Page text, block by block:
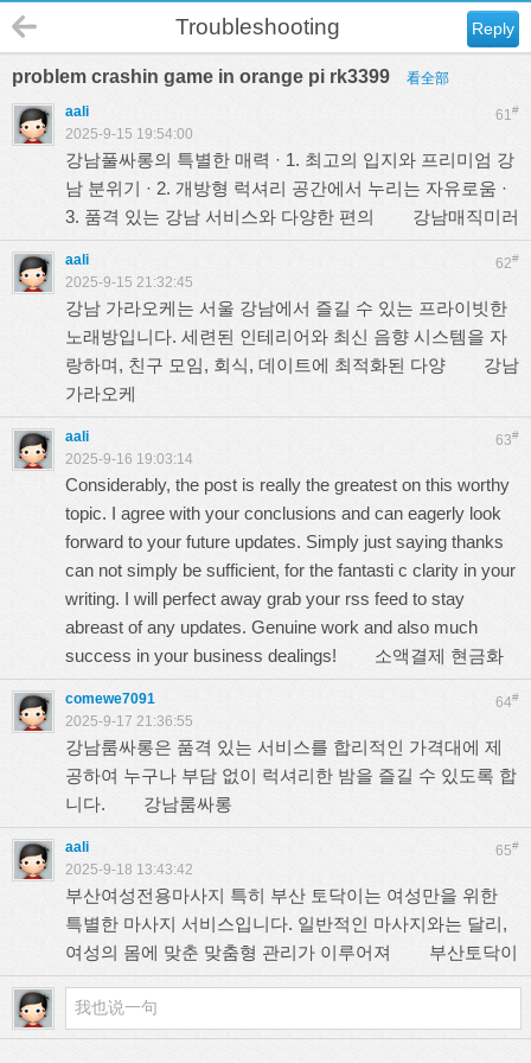
Reply
Troubleshooting
problem crashin game in orange pi rk3399 看全部
61#
aali
2025-9-15 19:54:00
강남풀싸롱의 특별한 매력 · 1. 최고의 입지와 프리미엄 강
남 분위기 · 2. 개방형 럭셔리 공간에서 누리는 자유로움 ·
3. 품격 있는 강남 서비스와 다양한 편의 강남매직미러
62#
aali
2025-9-15 21:32:45
강남 가라오케는 서울 강남에서 즐길 수 있는 프라이빗한
노래방입니다. 세련된 인테리어와 최신 음향 시스템을 자
랑하며, 친구 모임, 회식, 데이트에 최적화된 다양 강남
가라오케
63#
aali
2025-9-16 19:03:14
Considerably, the post is really the greatest on this worthy
topic. I agree with your conclusions and can eagerly look
forward to your future updates. Simply just saying thanks
can not simply be sufficient, for the fantasti c clarity in your
writing. I will perfect away grab your rss feed to stay
abreast of any updates. Genuine work and also much
success in your business dealings! 소액결제 현금화
64#
comewe7091
2025-9-17 21:36:55
강남룸싸롱은 품격 있는 서비스를 합리적인 가격대에 제
공하여 누구나 부담 없이 럭셔리한 밤을 즐길 수 있도록 합
니다. 강남룸싸롱
65#
aali
2025-9-18 13:43:42
부산여성전용마사지 특히 부산 토닥이는 여성만을 위한
특별한 마사지 서비스입니다. 일반적인 마사지와는 달리,
여성의 몸에 맞춘 맞춤형 관리가 이루어져 부산토닥이